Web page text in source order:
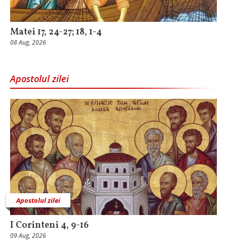
Matei 17, 24-27; 18, 1-4
08 Aug, 2026
Apostolul zilei
Apostolul zilei
I Corinteni 4, 9-16
09 Aug, 2026